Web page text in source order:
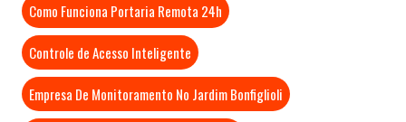
Como Funciona Portaria Remota 24h
Controle de Acesso Inteligente
Empresa De Monitoramento No Jardim Bonfiglioli